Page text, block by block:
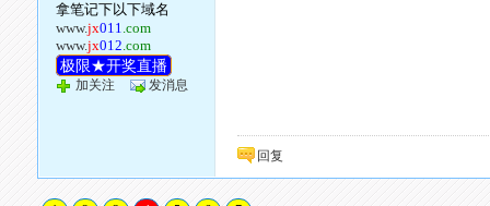
拿笔记下以下域名
www.jx011.com
www.jx012.com
极限★开奖直播
加关注 发消息
回复